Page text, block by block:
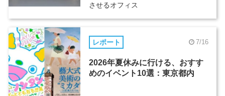
させるオフィス
レポート 7/16
2026年夏休みに行ける、おすす
めのイベント10選：東京都内